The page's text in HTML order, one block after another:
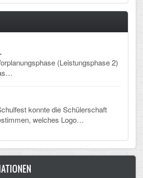
(Leistungsphase 2)
konnte die Schülerschaft
welches Logo…